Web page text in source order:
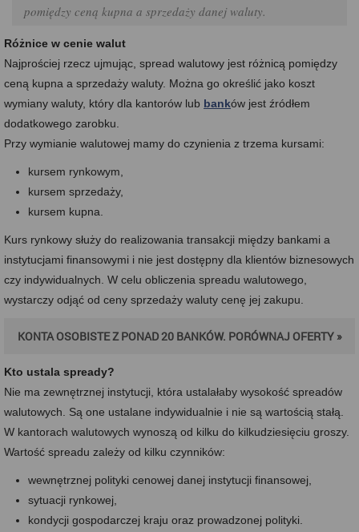
pomiędzy ceną kupna a sprzedaży danej waluty.
Różnice w cenie walut
Najprościej rzecz ujmując, spread walutowy jest różnicą pomiędzy
ceną kupna a sprzedaży waluty. Można go określić jako koszt
wymiany waluty, który dla kantorów lub banków jest źródłem
dodatkowego zarobku.
Przy wymianie walutowej mamy do czynienia z trzema kursami:
kursem rynkowym,
kursem sprzedaży,
kursem kupna.
Kurs rynkowy służy do realizowania transakcji między bankami a
instytucjami finansowymi i nie jest dostępny dla klientów biznesowych
czy indywidualnych. W celu obliczenia spreadu walutowego,
wystarczy odjąć od ceny sprzedaży waluty cenę jej zakupu.
KONTA OSOBISTE Z PONAD 20 BANKÓW. PORÓWNAJ OFERTY »
Kto ustala spready?
Nie ma zewnętrznej instytucji, która ustalałaby wysokość spreadów
walutowych. Są one ustalane indywidualnie i nie są wartością stałą.
W kantorach walutowych wynoszą od kilku do kilkudziesięciu groszy.
Wartość spreadu zależy od kilku czynników:
wewnętrznej polityki cenowej danej instytucji finansowej,
sytuacji rynkowej,
kondycji gospodarczej kraju oraz prowadzonej polityki.